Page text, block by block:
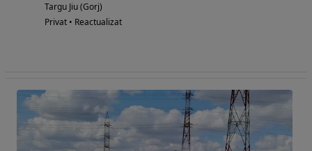
Targu Jiu (Gorj)
Privat • Reactualizat